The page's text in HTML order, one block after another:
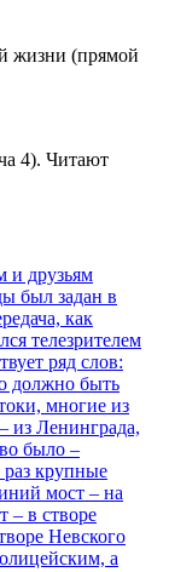
жизни (прямой
4). Читают
и друзьям
был задан в
как
телезрителем
ряд слов:
должно быть
многие из
из Ленинграда,
было –
крупные
мост – на
– в створе
Невского
а